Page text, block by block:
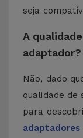
seja
A
adaptador?
Não, dado
qualidade de
para
adaptadores